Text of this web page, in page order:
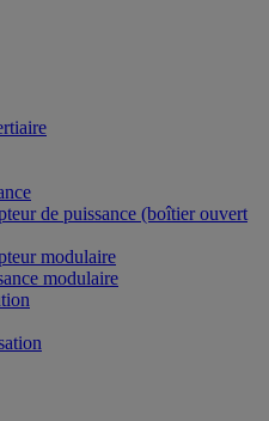
de puissance (boîtier ouvert
modulaire
modulaire